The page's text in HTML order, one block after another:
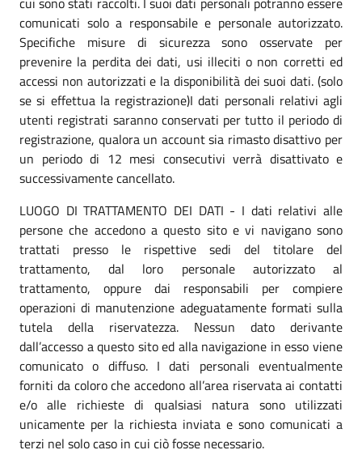
comunicati solo a responsabile e personale autorizzato.
Specifiche misure di sicurezza sono osservate per
prevenire la perdita dei dati, usi illeciti o non corretti ed
accessi non autorizzati e la disponibilità dei suoi dati. (solo
se si effettua la registrazione)I dati personali relativi agli
utenti registrati saranno conservati per tutto il periodo di
registrazione, qualora un account sia rimasto disattivo per
un periodo di 12 mesi consecutivi verrà disattivato e
successivamente cancellato.
LUOGO DI TRATTAMENTO DEI DATI - I dati relativi alle
persone che accedono a questo sito e vi navigano sono
trattati presso le rispettive sedi del titolare del
trattamento, dal loro personale autorizzato al
trattamento, oppure dai responsabili per compiere
operazioni di manutenzione adeguatamente formati sulla
tutela della riservatezza. Nessun dato derivante
dall’accesso a questo sito ed alla navigazione in esso viene
comunicato o diffuso. I dati personali eventualmente
forniti da coloro che accedono all’area riservata ai contatti
e/o alle richieste di qualsiasi natura sono utilizzati
unicamente per la richiesta inviata e sono comunicati a
terzi nel solo caso in cui ciò fosse necessario.